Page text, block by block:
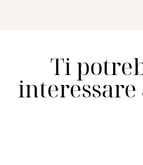
Ti
interessare